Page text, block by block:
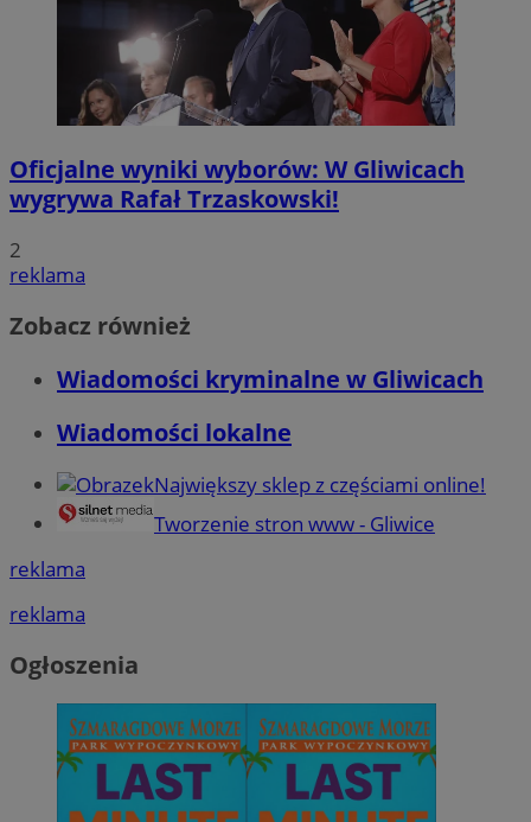
Oficjalne wyniki wyborów: W Gliwicach
wygrywa Rafał Trzaskowski!
2
reklama
Zobacz również
Wiadomości kryminalne w Gliwicach
Wiadomości lokalne
Największy sklep z częściami online!
Tworzenie stron www - Gliwice
reklama
reklama
Ogłoszenia